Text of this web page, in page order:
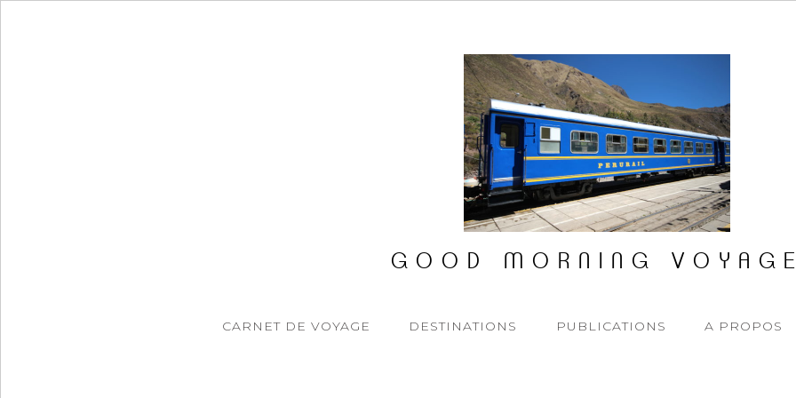
GOOD MORNING VOYAGE
CARNET DE VOYAGE DESTINATIONS PUBLICATIONS A PROPOS